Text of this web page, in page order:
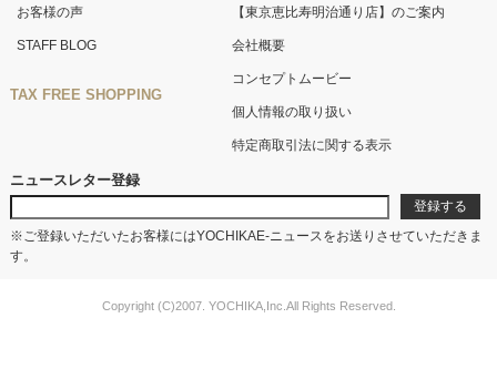
お客様の声
STAFF BLOG
TAX FREE SHOPPING
【東京恵比寿明治通り店】のご案内
会社概要
コンセプトムービー
個人情報の取り扱い
特定商取引法に関する表示
ニュースレター登録
※ご登録いただいたお客様にはYOCHIKAE-ニュースをお送りさせていただきま
す。
Copyright (C)2007. YOCHIKA,Inc.All Rights Reserved.